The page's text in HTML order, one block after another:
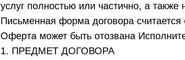
услуг полностью или частично, а
Письменная форма договора
Оферта может быть отозвана
1. ПРЕДМЕТ ДОГОВОРА